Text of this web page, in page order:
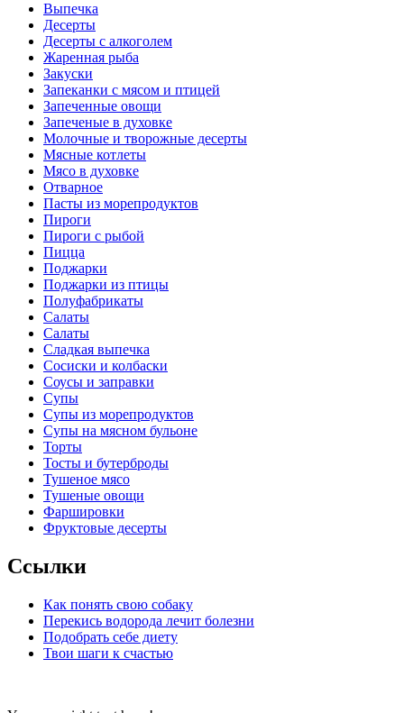
Выпечка
Десерты
Десерты с алкоголем
Жаренная рыба
Закуски
Запеканки с мясом и птицей
Запеченные овощи
Запеченые в духовке
Молочные и творожные десерты
Мясные котлеты
Мясо в духовке
Отварное
Пасты из морепродуктов
Пироги
Пироги с рыбой
Пицца
Поджарки
Поджарки из птицы
Полуфабрикаты
Салаты
Салаты
Сладкая выпечка
Сосиски и колбаски
Соусы и заправки
Супы
Супы из морепродуктов
Супы на мясном бульоне
Торты
Тосты и бутерброды
Тушеное мясо
Тушеные овощи
Фаршировки
Фруктовые десерты
Ссылки
Как понять свою собаку
Перекись водорода лечит болезни
Подобрать себе диету
Твои шаги к счастью